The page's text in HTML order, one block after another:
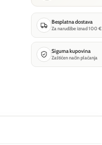
Besplatna dostava
Za narudžbe iznad 100 €
Sigurna kupovina
Zaštićen način plaćanja